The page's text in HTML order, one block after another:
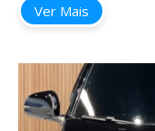
Ver Mais